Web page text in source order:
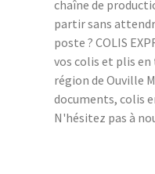
chaîne de
partir sans
poste ? COLIS
vos colis et plis
région de Ouville
documents, colis
N'hésitez pas à